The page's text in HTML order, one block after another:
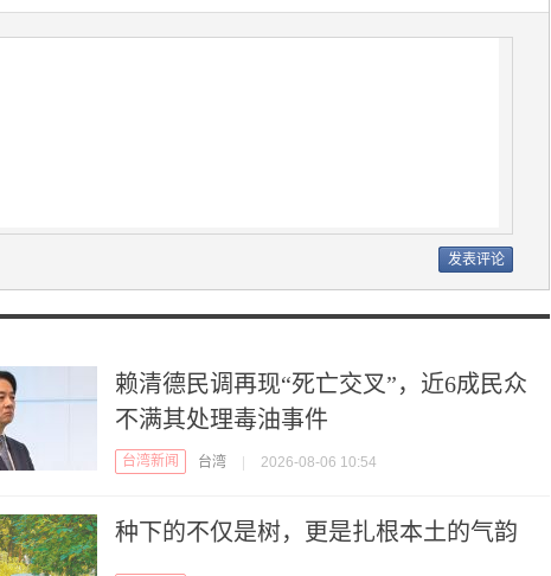
赖清德民调再现“死亡交叉”，近6成民众
不满其处理毒油事件
台湾新闻 台湾 2026-08-06 10:54
种下的不仅是树，更是扎根本土的气韵